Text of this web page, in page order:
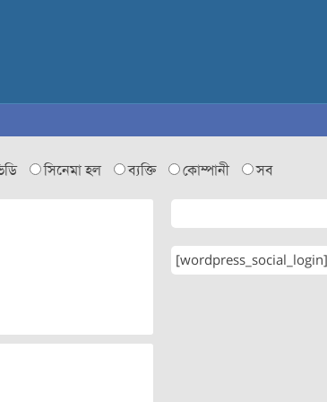
সিনেমা হল ব্যক্তি কোম্পানী সব
[wordpress_social_login]